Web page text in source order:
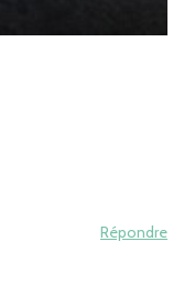
Répondre